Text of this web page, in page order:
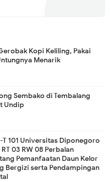
Kopi Keliling, Pakai
Menarik
Sembako di Tembalang
Undip
T 101 Universitas Diponegoro
03 RW 08 Perbalan
Pemanfaatan Daun Kelor
Bergizi serta Pendampingan